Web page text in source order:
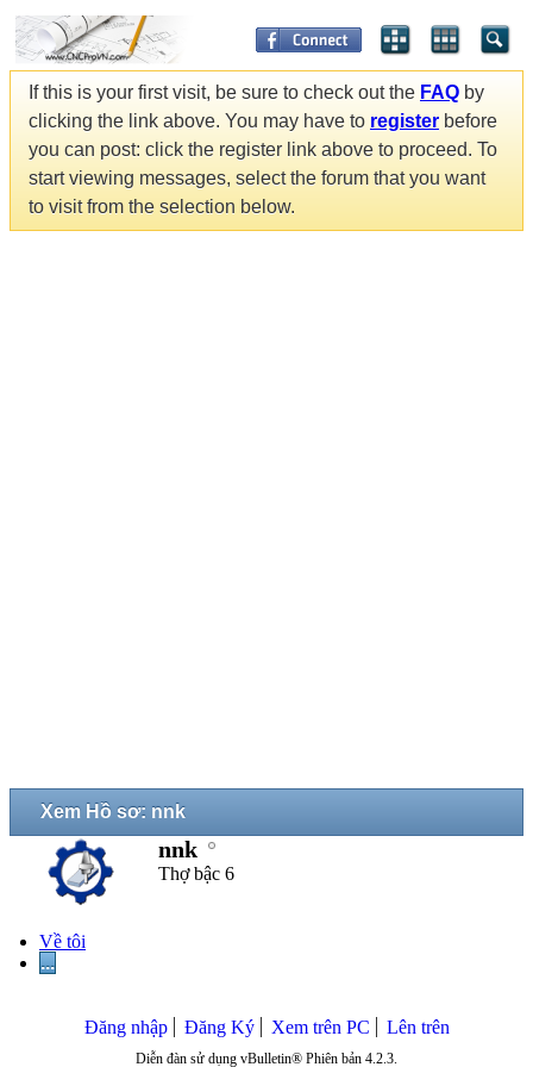
If this is your first visit, be sure to check out the FAQ by
clicking the link above. You may have to register before
you can post: click the register link above to proceed. To
start viewing messages, select the forum that you want
to visit from the selection below.
Xem Hồ sơ: nnk
nnk
Thợ bậc 6
Về tôi
...
Đăng nhập Đăng Ký Xem trên PC Lên trên
Diễn đàn sử dụng vBulletin® Phiên bản 4.2.3.